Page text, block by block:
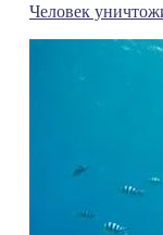
Человек